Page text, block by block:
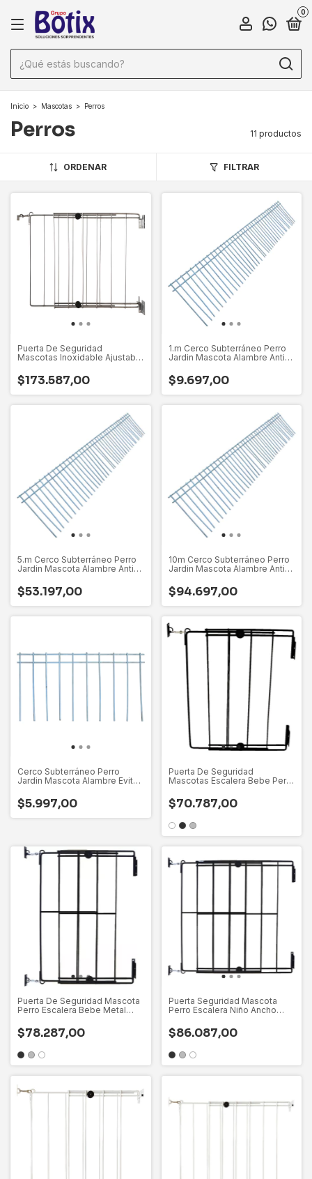
0
Inicio > Mascotas > Perros
Perros 11 productos
ORDENAR FILTRAR
Puerta De Seguridad
Mascotas Inoxidable Ajustable
$173.587,00
1.m Cerco Subterráneo Perro
Jardin Mascota Alambre Anti
$9.697,00
5.m Cerco Subterráneo Perro
Jardin Mascota Alambre Anti
$53.197,00
10m Cerco Subterráneo Perro
Jardin Mascota Alambre Anti
$94.697,00
Cerco Subterráneo Perro
Jardin Mascota Alambre Evita
$5.997,00
Puerta De Seguridad
Mascotas Escalera Bebe Perro
$70.787,00
Puerta De Seguridad Mascota
Perro Escalera Bebe Metal
$78.287,00
Puerta Seguridad Mascota
Perro Escalera Niño Ancho
$86.087,00